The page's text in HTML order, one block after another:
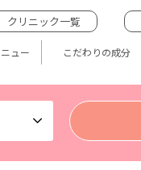
クリニック一覧
ュー こだわりの成分